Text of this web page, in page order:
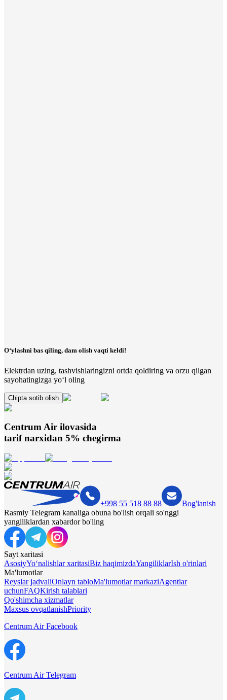
O‘ylashni bas qiling, dam olish vaqti keldi!
Elektrdan uzing, tashvishlaringizni ortda qoldiring va orzu qilgan
sayohatingizga yo‘l oling
Chipta sotib olish
Centrum Air ilovasida
tarif narxidan 5% chegirma
+998 55 518 88 88
Bog'lanish
Rasmiy Telegram kanaliga obuna bo'lish orqali so'nggi
yangiliklardan xabardor bo'ling
Sayt xaritasi
AsosiyYo‘nalishlar xaritasiBiz haqimizdaYangiliklarIsh o'rinlari
Ma'lumotlar
Reyslar jadvaliOnlayn tabloMa'lumotlar markaziAgentlar
uchunFAQKirish talablari
Qo'shimcha xizmatlar
Maxsus ovqatlanishPriority
Centrum Air Facebook
Centrum Air Telegram